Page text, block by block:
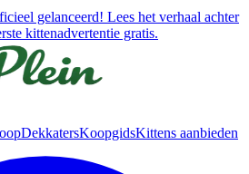
gelanceerd! Lees het verhaal achter
kittenadvertentie gratis.
DekkatersKoopgidsKittens aanbieden